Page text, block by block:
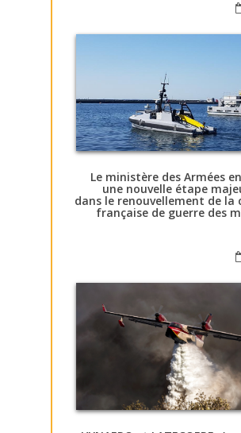
Le ministère des Armées
une nouvelle étape
dans le renouvellement de la
française de guerre des